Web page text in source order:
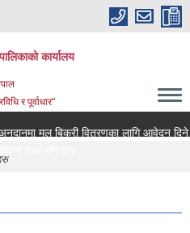
कार्यालय
र पूर्वाधार"
मल बिक्री वितरणका लागि आवेदन दिने
तथा समाचार